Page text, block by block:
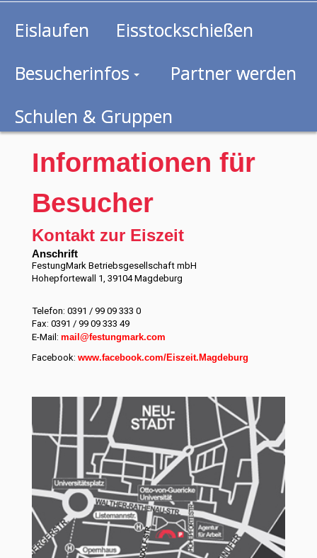
Eislaufen
Eisstockschießen
Besucherinfos
Partner werden
Schulen & Gruppen
Informationen für
Besucher
Kontakt zur Eiszeit
Anschrift
FestungMark Betriebsgesellschaft mbH
Hohepfortewall 1, 39104 Magdeburg
Telefon: 0391 / 99 09 333 0
Fax: 0391 / 99 09 333 49
E-Mail: mail@festungmark.com
Facebook: www.facebook.com/Eiszeit.Magdeburg